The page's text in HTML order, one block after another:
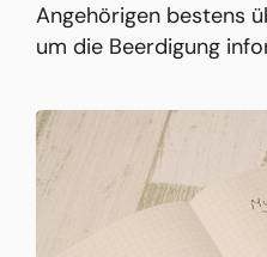
Angehörigen bestens
um die Beerdigung